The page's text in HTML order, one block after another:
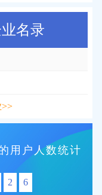
名录
用户人数统计
2 6